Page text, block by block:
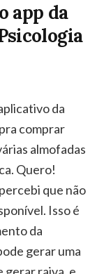
app da
da
comprar
almofadas
Quero!
que não
Isso é
da
gerar uma